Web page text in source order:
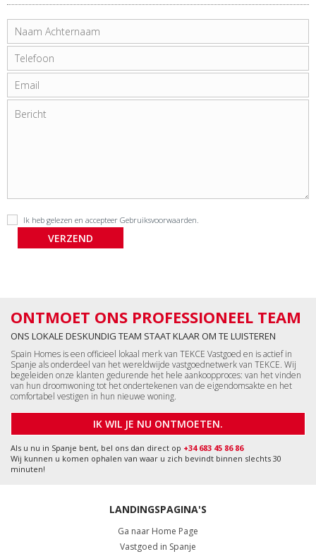
Ik heb gelezen en accepteer Gebruiksvoorwaarden.
ONTMOET ONS PROFESSIONEEL TEAM
ONS LOKALE DESKUNDIG TEAM STAAT KLAAR OM TE LUISTEREN
Spain Homes is een officieel lokaal merk van TEKCE Vastgoed en is actief in
Spanje als onderdeel van het wereldwijde vastgoednetwerk van TEKCE. Wij
begeleiden onze klanten gedurende het hele aankoopproces: van het vinden
van hun droomwoning tot het ondertekenen van de eigendomsakte en het
comfortabel vestigen in hun nieuwe woning.
IK WIL JE NU ONTMOETEN.
Als u nu in Spanje bent, bel ons dan direct op +34 683 45 86 86
Wij kunnen u komen ophalen van waar u zich bevindt binnen slechts 30
minuten!
LANDINGSPAGINA'S
Ga naar Home Page
Vastgoed in Spanje